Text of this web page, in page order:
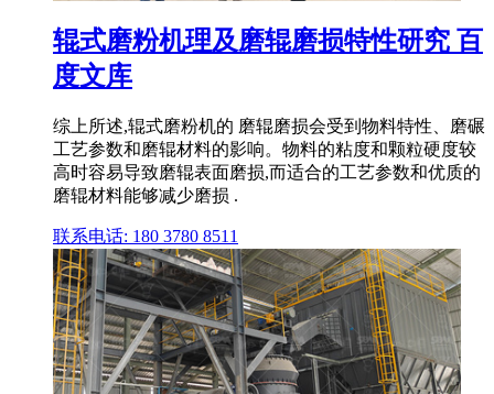
辊式磨粉机理及磨辊磨损特性研究 百
度文库
综上所述,辊式磨粉机的 磨辊磨损会受到物料特性、磨碾
工艺参数和磨辊材料的影响。物料的粘度和颗粒硬度较
高时容易导致磨辊表面磨损,而适合的工艺参数和优质的
磨辊材料能够减少磨损 .
联系电话: 180 3780 8511